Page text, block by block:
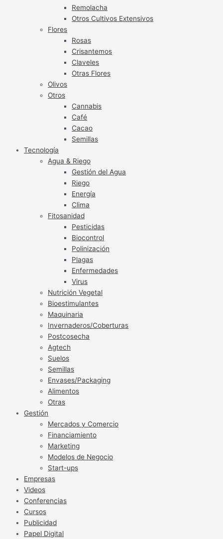
Remolacha
Otros Cultivos Extensivos
Flores
Rosas
Crisantemos
Claveles
Otras Flores
Olivos
Otros
Cannabis
Café
Cacao
Semillas
Tecnología
Agua & Riego
Gestión del Agua
Riego
Energía
Clima
Fitosanidad
Pesticidas
Biocontrol
Polinización
Plagas
Enfermedades
Virus
Nutrición Vegetal
Bioestimulantes
Maquinaria
Invernaderos/Coberturas
Postcosecha
Agtech
Suelos
Semillas
Envases/Packaging
Alimentos
Otras
Gestión
Mercados y Comercio
Financiamiento
Marketing
Modelos de Negocio
Start-ups
Empresas
Videos
Conferencias
Cursos
Publicidad
Papel Digital